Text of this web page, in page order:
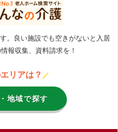
。良い施設でも空きがないと入居
報収集、資料請求を！
リアは？ ／
地域で探す